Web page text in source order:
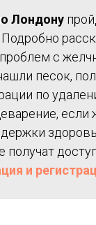
Лондону
. Подробно
с
песок,
по
если
и